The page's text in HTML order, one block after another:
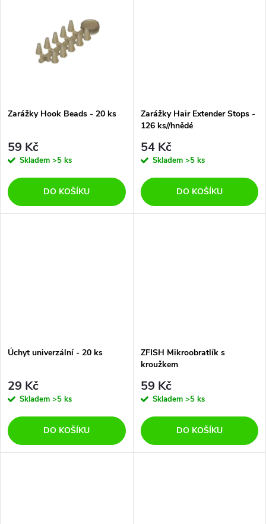
Zarážky Hook Beads - 20 ks
59 Kč
Skladem >5 ks
DO KOŠÍKU
Zarážky Hair Extender Stops -
126 ks//hnědé
54 Kč
Skladem >5 ks
DO KOŠÍKU
Úchyt univerzální - 20 ks
29 Kč
Skladem >5 ks
DO KOŠÍKU
ZFISH Mikroobratlík s
kroužkem
59 Kč
Skladem >5 ks
DO KOŠÍKU